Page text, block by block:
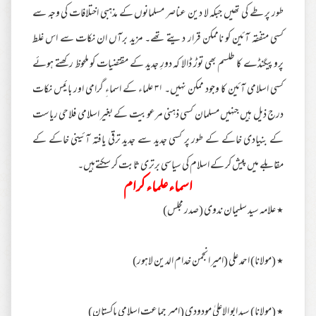
طور پر طے کی تھیں جبکہ لا دین عناصر مسلمانوں کے مذہبی اختلافات کی وجہ سے
کسی متفقہ آئین کو ناممکن قرار دیتے تھے۔ مزید برآں ان نکات سے اس غلط
پروپیگنڈے کا طلسم بھی توڑ ڈالا کہ دورِ جدید کے مقتضیات کو ملحوظ رکھتے ہوئے
کسی اسلامی آئین کا وجود ممکن نہیں۔ ۳۱ علماء کے اسماءِ گرامی اور بائیس نکات
درج ذیل ہیں جنہیں مسلمان کسی ذہنی مرعوبیت کے بغیر اسلامی فلاحی ریاست
کے بنیادی خاکے کے طور پر کسی جدید سے جدید ترقی یافتہ آئینی خاکے کے
مقابلے میں پیش کر کے اسلام کی سیاسی برتری ثابت کر سکتےہیں۔
اسماء علماء کرام
٭ علامہ سید سلیمان ندوی (صدر مجلس)
٭ (مولانا) احمد علی (امیر انجمن خدام الدین لاہور)